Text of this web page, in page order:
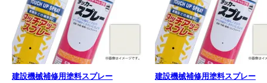
建設機械補修用塗料スプレー
建設機械補修用塗料スプレー